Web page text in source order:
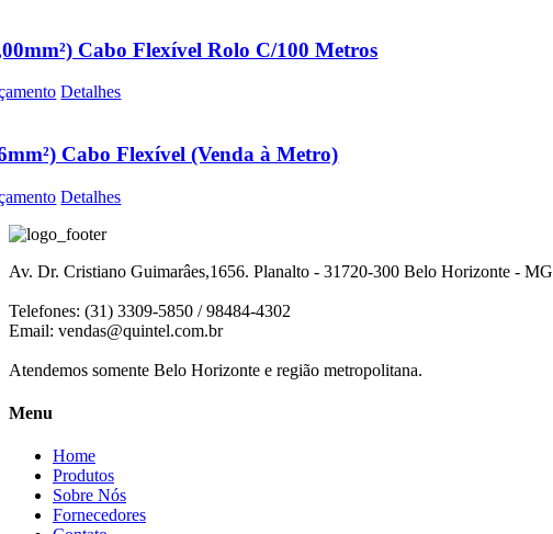
Cabo Flexível Rolo C/100 Metros
Detalhes
Cabo Flexível (Venda à Metro)
Detalhes
Av. Dr. Cristiano Guimarâes,1656. Planalto - 31720-300 Belo Horizonte - MG
Telefones: (31) 3309-5850 / 98484-4302
Email: vendas@quintel.com.br
Atendemos somente Belo Horizonte e região metropolitana.
Menu
Home
Produtos
Sobre Nós
Fornecedores